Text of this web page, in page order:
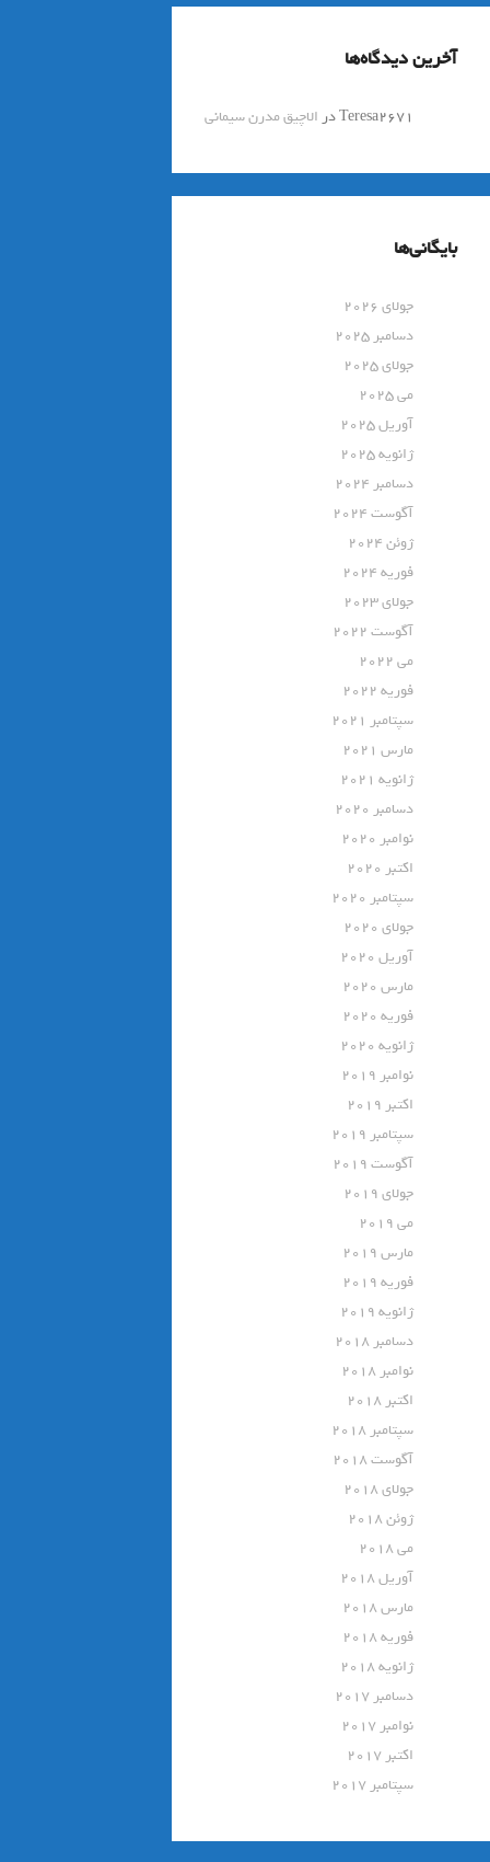
آخرین دیدگاه‌ها
Teresa2671درالاچیق مدرن سیمانی
بایگانی‌ها
جولای 2026
دسامبر 2025
جولای 2025
می 2025
آوریل 2025
ژانویه 2025
دسامبر 2024
آگوست 2024
ژوئن 2024
فوریه 2024
جولای 2023
آگوست 2022
می 2022
فوریه 2022
سپتامبر 2021
مارس 2021
ژانویه 2021
دسامبر 2020
نوامبر 2020
اکتبر 2020
سپتامبر 2020
جولای 2020
آوریل 2020
مارس 2020
فوریه 2020
ژانویه 2020
نوامبر 2019
اکتبر 2019
سپتامبر 2019
آگوست 2019
جولای 2019
می 2019
مارس 2019
فوریه 2019
ژانویه 2019
دسامبر 2018
نوامبر 2018
اکتبر 2018
سپتامبر 2018
آگوست 2018
جولای 2018
ژوئن 2018
می 2018
آوریل 2018
مارس 2018
فوریه 2018
ژانویه 2018
دسامبر 2017
نوامبر 2017
اکتبر 2017
سپتامبر 2017